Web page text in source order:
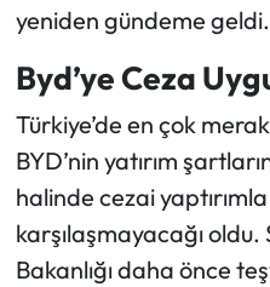
yeniden gündeme geldi.
Byd’ye Ceza
Türkiye’de en çok
BYD’nin yatırım
halinde cezai yaptırımla
karşılaşmayacağı
Bakanlığı daha önce